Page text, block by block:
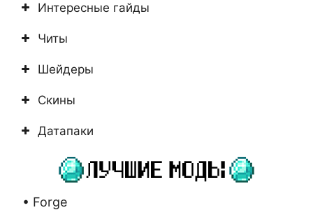
Интересные гайды
Читы
Шейдеры
Скины
Датапаки
• Forge